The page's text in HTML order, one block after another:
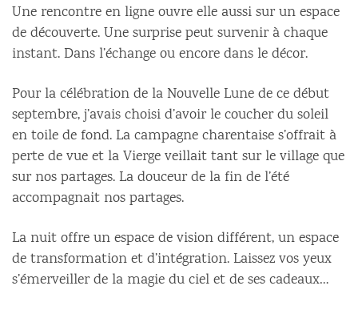
Une rencontre en ligne ouvre elle aussi sur un espace
de découverte. Une surprise peut survenir à chaque
instant. Dans l’échange ou encore dans le décor.
Pour la célébration de la Nouvelle Lune de ce début
septembre, j’avais choisi d’avoir le coucher du soleil
en toile de fond. La campagne charentaise s’offrait à
perte de vue et la Vierge veillait tant sur le village que
sur nos partages. La douceur de la fin de l’été
accompagnait nos partages.
La nuit offre un espace de vision différent, un espace
de transformation et d’intégration. Laissez vos yeux
s’émerveiller de la magie du ciel et de ses cadeaux…